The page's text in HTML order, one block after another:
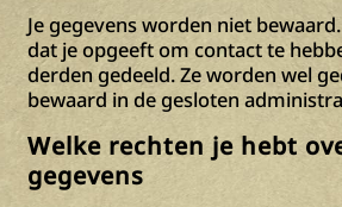
Je gegevens worden niet
dat je opgeeft om contact te
derden gedeeld. Ze worden wel
bewaard in de gesloten
Welke rechten je hebt
gegevens